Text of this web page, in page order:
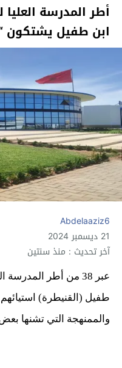
أطر المدرسة العليا
ابن طفيل يشتكون
Abdelaaziz6
21 ديسمبر 2024
آخر تحديث : منذ سنتين
عبر 38 من أطر
طفيل (القنيطرة)
والممنهجة التي تشنها